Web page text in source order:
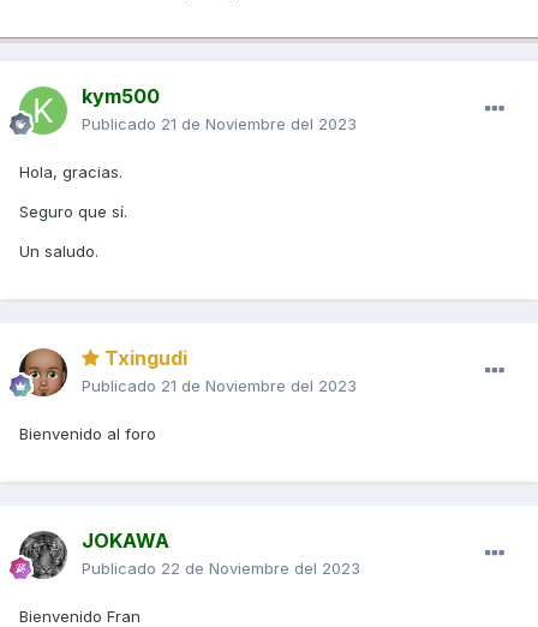
kym500
Publicado 21 de Noviembre del 2023
Hola, gracias.
Seguro que sí.
Un saludo.
Txingudi
Publicado 21 de Noviembre del 2023
Bienvenido al foro
JOKAWA
Publicado 22 de Noviembre del 2023
Bienvenido Fran